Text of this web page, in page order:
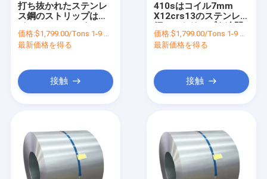
打ち抜かれたステンレ
ス鋼のストリップはコ
つや出し等級2Bの終わ
り磨いた
価格:$1,799.00/Tons 1-9 Tons
最新価格を得る
接触
410sはコイル7mm
X12crs13のステンレス
圧延した
価格:$1,799.00/Tons 1-9 Tons
最新価格を得る
接触